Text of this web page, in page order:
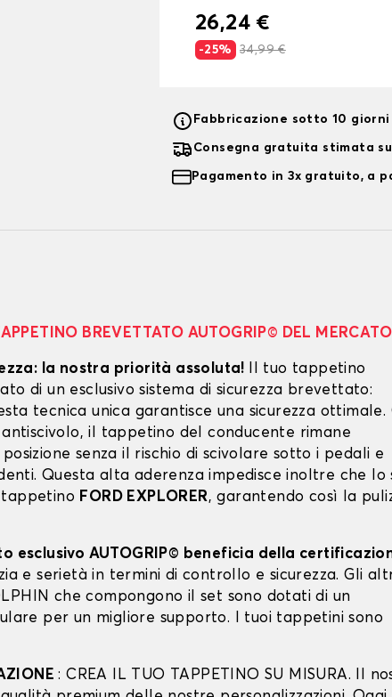
26,24 €
-25% 34,99 €
Fabbricazione sotto 10
Consegna gratuita stimata
Pagamento in 3x gratuito, a
BREVETTATO AUTOGRIP© DEL MERCATO
la nostra priorità assoluta! Il tuo tappetino
di un esclusivo sistema di sicurezza brevettato:
tecnica unica garantisce una sicurezza ottimale.
il tappetino del conducente rimane
senza il rischio di scivolare sotto i pedali e
Questa alta aderenza impedisce inoltre che lo
FORD EXPLORER, garantendo così la
esclusivo AUTOGRIP© beneficia della
e serietà in termini di controllo e sicurezza. Gli
che compongono il set sono dotati di un
per un migliore supporto. I tuoi tappetini sono
: CREA IL TUO TAPPETINO SU MISURA. Il